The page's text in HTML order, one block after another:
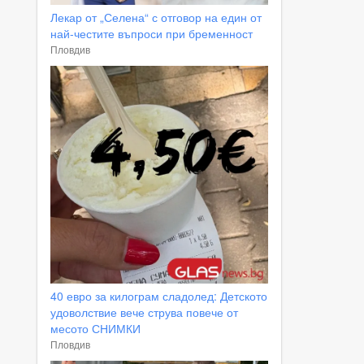
Лекар от „Селена“ с отговор на един от
най-честите въпроси при бременност
Пловдив
40 евро за килограм сладолед: Детското
удоволствие вече струва повече от
месото СНИМКИ
Пловдив